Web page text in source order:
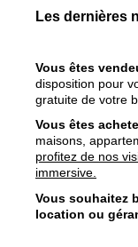
Les dernières
Vous êtes
disposition pour
gratuite de votre
Vous êtes
maisons,
profitez de nos
immersive.
Vous souhaitez
location ou